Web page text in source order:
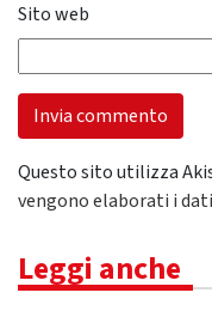
Sito web
Questo sito utilizza
vengono elaborati i
Leggi anche